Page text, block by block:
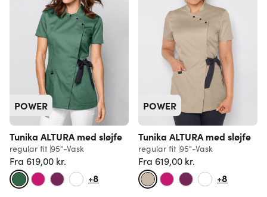
POWER
Tunika ALTURA med sløjfe
regular fit 95°-Vask
Fra 619,00 kr.
+8
POWER
Tunika ALTURA med sløjfe
regular fit 95°-Vask
Fra 619,00 kr.
+8